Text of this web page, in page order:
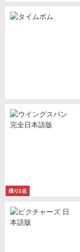
残り2点